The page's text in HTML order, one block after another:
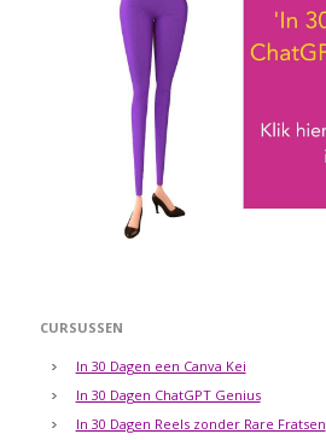
CURSUSSEN
In 30 Dagen een Canva Kei
In 30 Dagen ChatGPT Genius
In 30 Dagen Reels zonder Rare Fratsen